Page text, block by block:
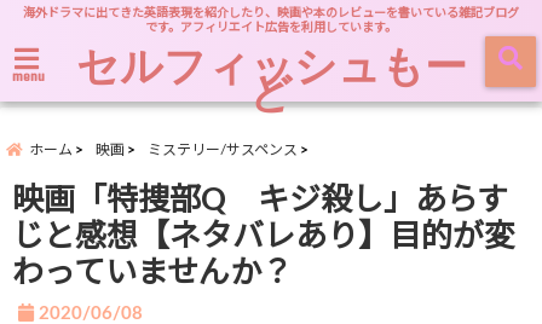
海外ドラマに出てきた英語表現を紹介したり、映画や本のレビューを書いている雑記ブログ
です。アフィリエイト広告を利用しています。
menu セルフィッシュもー
ど
ホーム 映画 ミステリー/サスペンス
映画「特捜部Q キジ殺し」あらす
じと感想【ネタバレあり】目的が変
わっていませんか？
2020/06/08